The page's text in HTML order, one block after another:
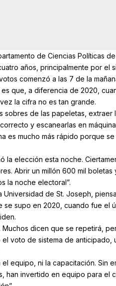
de Ciencias Políticas
años, principalmente por el
comenzó a las 7 de la
que, a diferencia de 2020,
la cifra no es tan grande.
sobres de las papeletas,
y escanearlas en
es mucho más rápido porque
la elección esta noche.
Abrir un millón 600 mil
la noche electoral”.
Universidad de St. Joseph,
se supo en 2020, cuando fue el
Muchos dicen que se repetirá,
voto de sistema de anticipado,
el equipo, ni la capacitación. Sin
han invertido en equipo para el